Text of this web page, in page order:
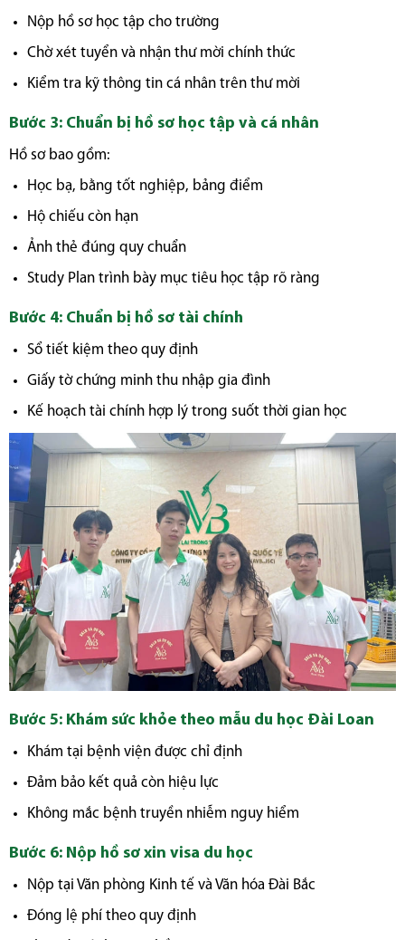
Nộp hồ sơ học tập cho trường
Chờ xét tuyển và nhận thư mời chính thức
Kiểm tra kỹ thông tin cá nhân trên thư mời
Bước 3: Chuẩn bị hồ sơ học tập và cá nhân
Hồ sơ bao gồm:
Học bạ, bằng tốt nghiệp, bảng điểm
Hộ chiếu còn hạn
Ảnh thẻ đúng quy chuẩn
Study Plan trình bày mục tiêu học tập rõ ràng
Bước 4: Chuẩn bị hồ sơ tài chính
Sổ tiết kiệm theo quy định
Giấy tờ chứng minh thu nhập gia đình
Kế hoạch tài chính hợp lý trong suốt thời gian học
Bước 5: Khám sức khỏe theo mẫu du học Đài Loan
Khám tại bệnh viện được chỉ định
Đảm bảo kết quả còn hiệu lực
Không mắc bệnh truyền nhiễm nguy hiểm
Bước 6: Nộp hồ sơ xin visa du học
Nộp tại Văn phòng Kinh tế và Văn hóa Đài Bắc
Đóng lệ phí theo quy định